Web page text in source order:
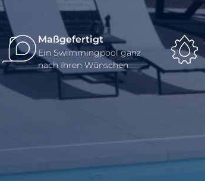
Maßgefertigt
Ein Swimmingpool ganz
nach Ihren Wünschen